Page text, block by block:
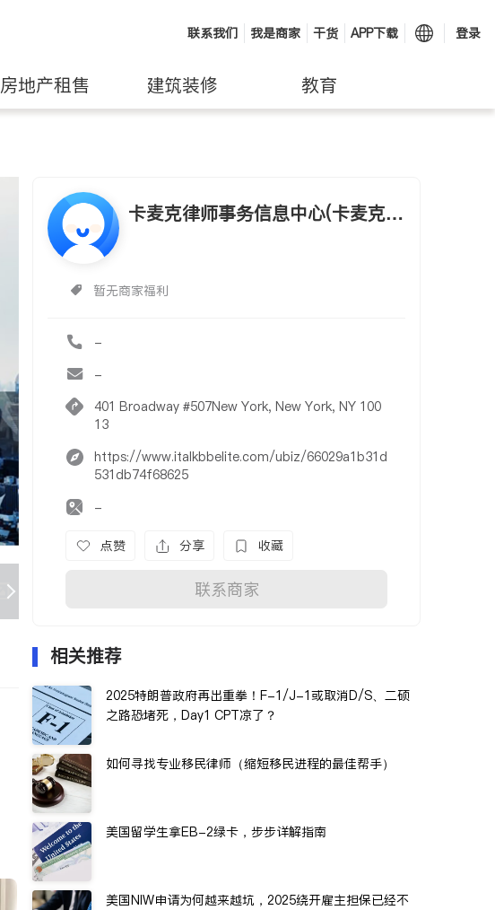
联系我们 我是商家 干货 APP下载 登录
房地产租售 建筑装修 教育
卡麦克律师事务信息中心(卡麦克律
暂无商家福利
-
-
401 Broadway #507New York, New York, NY 100
13
https://www.italkbbelite.com/ubiz/66029a1b31d
531db74f68625
-
点赞 分享 收藏
联系商家
相关推荐
2025特朗普政府再出重拳！F-1/J-1或取消D/S、二硕
之路恐堵死，Day1 CPT凉了？
如何寻找专业移民律师（缩短移民进程的最佳帮手）
美国留学生拿EB-2绿卡，步步详解指南
美国NIW申请为何越来越坑，2025绕开雇主担保已经不